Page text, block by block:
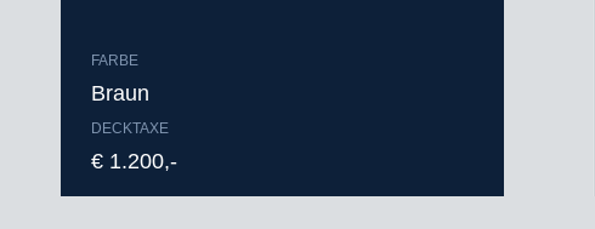
FARBE
Braun
DECKTAXE
€ 1.200,-